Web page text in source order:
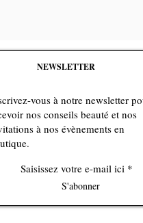
NEWSLETTER
S'abonner